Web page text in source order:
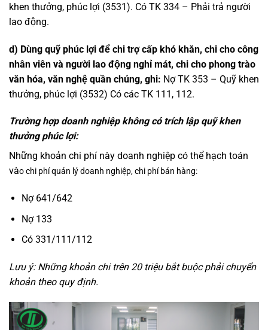
khen thưởng, phúc lợi (3531). Có TK 334 – Phải trả người
lao động.
d) Dùng quỹ phúc lợi để chi trợ cấp khó khăn, chi cho công
nhân viên và người lao động nghỉ mát, chi cho phong trào
văn hóa, văn nghệ quần chúng, ghi: Nợ TK 353 – Quỹ khen
thưởng, phúc lợi (3532) Có các TK 111, 112.
Trường hợp doanh nghiệp không có trích lập quỹ khen
thưởng phúc lợi:
Những khoản chi phí này doanh nghiệp có thể hạch toán
vào chi phí quản lý doanh nghiệp, chi phí bán hàng:
Nợ 641/642
Nợ 133
Có 331/111/112
Lưu ý: Những khoản chi trên 20 triệu bắt buộc phải chuyển
khoản theo quy định.